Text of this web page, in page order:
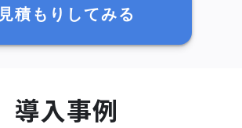
見積もりしてみる
導入事例